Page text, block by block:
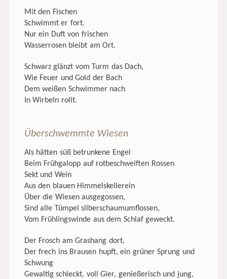
Mit den Fischen
Schwimmt er fort.
Nur ein Duft von frischen
Wasserrosen bleibt am Ort.
Schwarz glänzt vom Turm das Dach,
Wie Feuer und Gold der Bach
Dem weißen Schwimmer nach
In Wirbeln rollt.
Überschwemmte Wiesen
Als hätten süß betrunkene Engel
Beim Frühgalopp auf rotbeschweiften Rossen
Sekt und Wein
Aus den blauen Himmelskellerein
Über die Wiesen ausgegossen,
Sind alle Tümpel silberschaumumflossen,
Vom Frühlingswinde aus dem Schlaf geweckt.
Der Frosch am Grashang dort,
Der frech ins Brausen hupft, ein grüner Sprung und
Schwung
Gewaltig schleckt, voll Gier, genießerisch und jung,